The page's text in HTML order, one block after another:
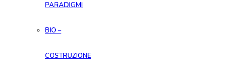
PARADIGMI
BIO –
COSTRUZIONE